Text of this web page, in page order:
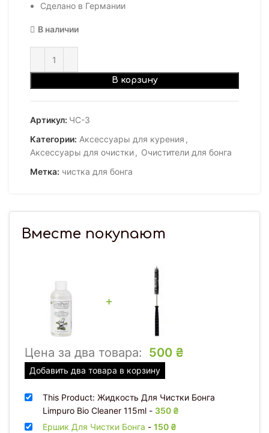
Сделано в Германии
В наличии
В корзину
Артикул: ЧС-3
Категории: Аксессуары для курения ,
Аксессуары для очистки, Очистители для бонга
Метка: чистка для бонга
Вместе покупают
+
Цена за два товара: 500 ₴
Добавить два товара в корзину
This Product: Жидкость Для Чистки Бонга
Limpuro Bio Cleaner 115ml - 350 ₴
Ершик Для Чистки Бонга - 150 ₴